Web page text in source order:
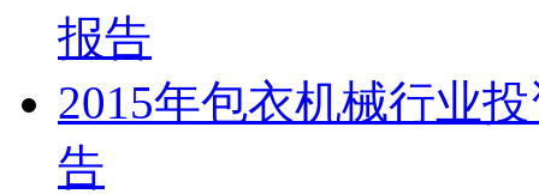
报告
2015年包衣机械行业
告